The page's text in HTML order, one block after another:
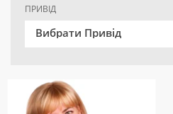
ПРИВІД
Вибрати Привід